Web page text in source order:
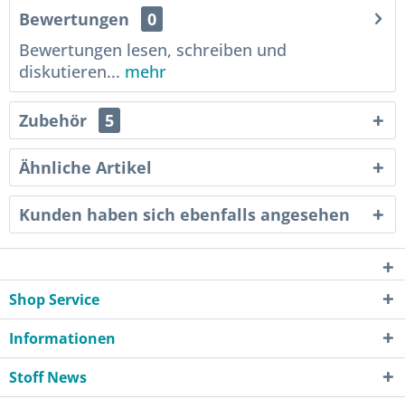
Bewertungen
0
Bewertungen lesen, schreiben und
diskutieren... mehr
Zubehör 5
Ähnliche Artikel
Kunden haben sich ebenfalls angesehen
Shop Service
Informationen
Stoff News